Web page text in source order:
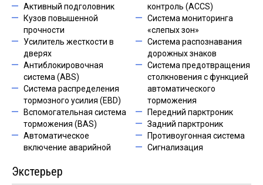
Активный подголовник
Кузов повышенной
прочности
Усилитель жесткости в
дверях
Антиблокировочная
система (ABS)
Система распределения
тормозного усилия (EBD)
Вспомогательная система
торможения (BAS)
Автоматическое
включение аварийной
контроль (ACCS)
Система мониторинга
«слепых зон»
Система распознавания
дорожных знаков
Система предотвращения
столкновения с функцией
автоматического
торможения
Передний парктроник
Задний парктроник
Противоугонная система
Сигнализация
Экстерьер